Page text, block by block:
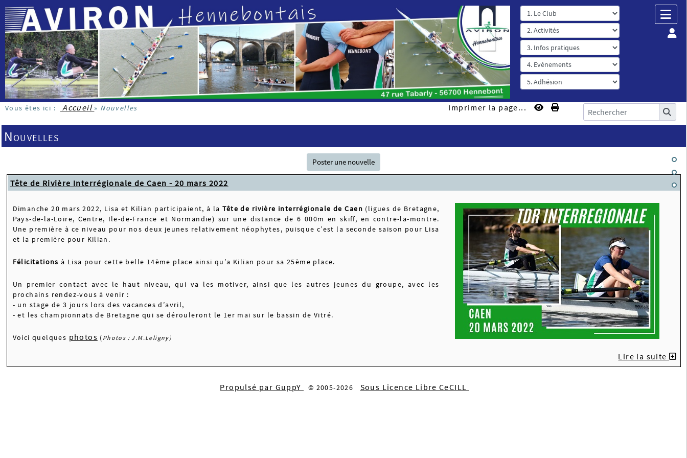
Vous êtes ici : Accueil » Nouvelles Imprimer la page...
Nouvelles
Poster une nouvelle
Tête de Rivière Interrégionale de Caen - 20 mars 2022
Dimanche 20 mars 2022, Lisa et Kilian participaient, à laTête de rivière interrégionale de Caen (ligues de Bretagne,
Pays-de-la-Loire, Centre, Ile-de-France et Normandie) sur une distance de 6 000m en skiff, en contre-la-montre.
Une première à ce niveau pour nos deux jeunes relativement néophytes, puisque c’est la seconde saison pour Lisa
et la première pour Kilian.
Félicitations à Lisa pour cette belle 14ème place ainsi qu’a Kilian pour sa 25ème place.
Un premier contact avec le haut niveau, qui va les motiver, ainsi que les autres jeunes du groupe, avec les
prochains rendez-vous à venir :
- un stage de 3 jours lors des vacances d’avril,
- et les championnats de Bretagne qui se dérouleront le 1er mai sur le bassin de Vitré.
Voici quelques photos ( Photos : J.M.Leligny)
Lire la suite
Propulsé par GuppY © 2005-2026 Sous Licence Libre CeCILL